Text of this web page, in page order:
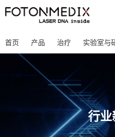
首页 产品 治疗 实验室与
行业